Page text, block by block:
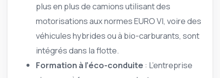
plus en plus de camions utilisant des
motorisations aux normes EURO VI, voire des
véhicules hybrides ou à bio-carburants, sont
intégrés dans la flotte.
Formation à l’éco-conduite : L’entreprise